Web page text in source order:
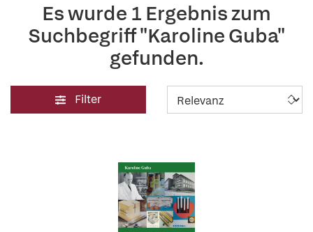
Es wurde 1 Ergebnis zum
Suchbegriff "Karoline Guba"
gefunden.
Filter